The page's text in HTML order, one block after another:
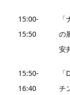
15:00-
15:50
の
安
15:50-
16:40
チ